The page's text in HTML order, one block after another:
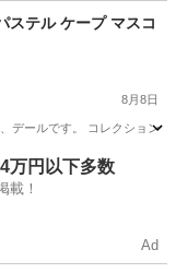
ビィ
ステル ケープ マスコ
8月8日
デールです。 コレクション
万円以下多数
載！
Ad